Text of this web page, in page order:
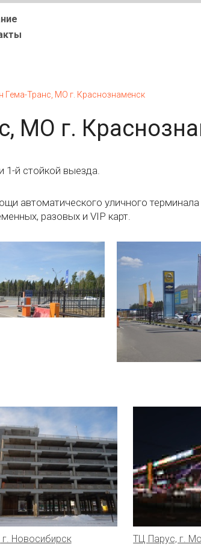
Гема-Транс, МО г. Краснознаменск
МО г.
1-й стойкой выезда.
автоматического уличного
разовых и VIP карт.
г. Новосибирск ТЦ Парус, г.